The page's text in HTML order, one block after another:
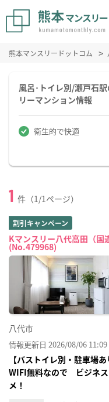
熊本マンスリードットコム
風呂･トイレ別/瀬戸石
リーマンション情報
衛生的で快適
1 件（1/1ページ）
割引キャンペーン
Kマンスリー八代高田（国
(No.479968)
八代市
情報更新日 2026/08/06 11:09
【バストイレ別・駐車場
WIFI無料なので ビジネス
メ！